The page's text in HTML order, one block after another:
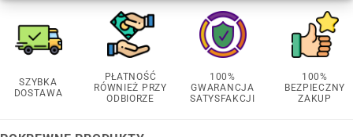
SZYBKA
PŁATNOŚĆ
RÓWNIEŻ PRZY
100%
GWARANCJA
100%
BEZPIECZNY